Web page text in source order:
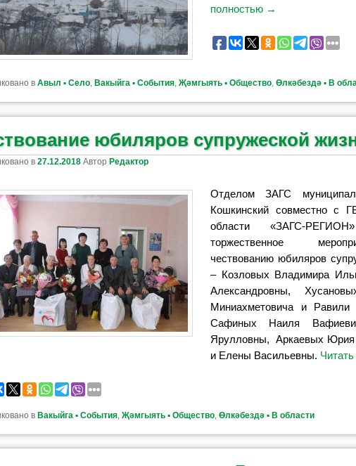
полностью →
в Авыл ▪ Село, Вакыйга ▪ События,Җәмгыять ▪ Общество,Өлкәбездә ▪ В
юбиляров супружеской
в27.12.2018 Автор Редактор
Отделом ЗАГС
Кошкинский совместно с
области «ЗАГС-
торжественное
чествованию юбиляров
– Козловых Владимира
Александровны,
Миниахметовича и Равили
Сафиных Наиля
Ярулловны, Аркаевых Юрия
и Елены Васильевны.
в Вакыйга ▪ События,Җәмгыять ▪ Общество,Өлкәбездә ▪ В области